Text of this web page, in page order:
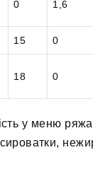
0 1,6
15 0
18 0
у меню